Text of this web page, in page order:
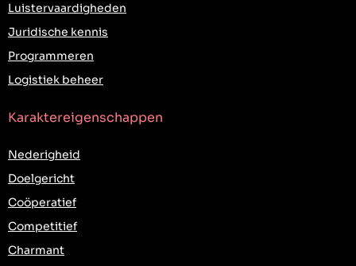
Luistervaardigheden
Juridische kennis
Programmeren
Logistiek beheer
Karaktereigenschappen
Nederigheid
Doelgericht
Coöperatief
Competitief
Charmant